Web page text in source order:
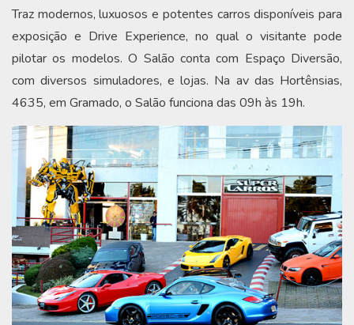
Traz modernos, luxuosos e potentes carros disponíveis para
exposição e Drive Experience, no qual o visitante pode
pilotar os modelos. O Salão conta com Espaço Diversão,
com diversos simuladores, e lojas. Na av das Hortênsias,
4635, em Gramado, o Salão funciona das 09h às 19h.